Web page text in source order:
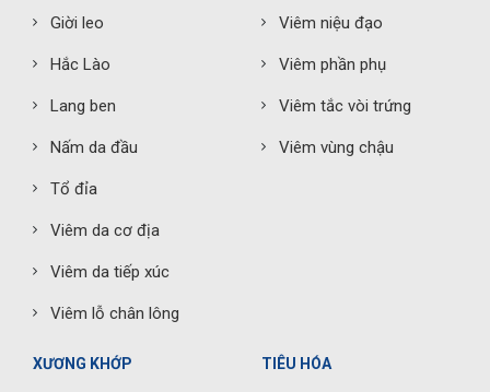
Giời leo
Hắc Lào
Lang ben
Nấm da đầu
Tổ đỉa
Viêm da cơ địa
Viêm da tiếp xúc
Viêm lỗ chân lông
Viêm niệu đạo
Viêm phần phụ
Viêm tắc vòi trứng
Viêm vùng chậu
XƯƠNG KHỚP TIÊU HÓA